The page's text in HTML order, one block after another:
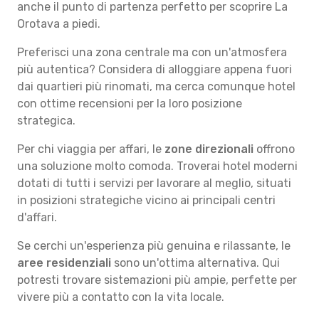
anche il punto di partenza perfetto per scoprire La
Orotava a piedi.
Preferisci una zona centrale ma con un'atmosfera
più autentica? Considera di alloggiare appena fuori
dai quartieri più rinomati, ma cerca comunque hotel
con ottime recensioni per la loro posizione
strategica.
Per chi viaggia per affari, le zone direzionali offrono
una soluzione molto comoda. Troverai hotel moderni
dotati di tutti i servizi per lavorare al meglio, situati
in posizioni strategiche vicino ai principali centri
d'affari.
Se cerchi un'esperienza più genuina e rilassante, le
aree residenziali sono un'ottima alternativa. Qui
potresti trovare sistemazioni più ampie, perfette per
vivere più a contatto con la vita locale.